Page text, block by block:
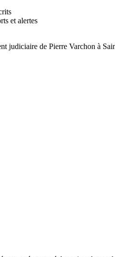
et alertes
judiciaire de Pierre Varchon à